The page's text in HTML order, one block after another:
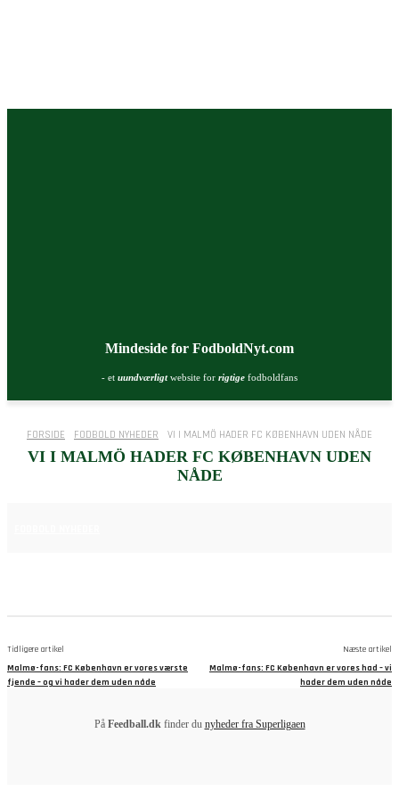
Mindeside for FodboldNyt.com
- et uundværligtwebsite for rigtige fodboldfans
FORSIDE FODBOLD NYHEDER VI I MALMÖ HADER FC KØBENHAVN UDEN NÅDE
VI I MALMÖ HADER FC KØBENHAVN UDEN
NÅDE
Tidligere artikel
Malmø-fans: FC København er vores værste
fjende – og vi hader dem uden nåde
Næste artikel
Malmø-fans: FC København er vores had – vi
hader dem uden nåde
På Feedball.dkfinder du nyheder fra Superligaen